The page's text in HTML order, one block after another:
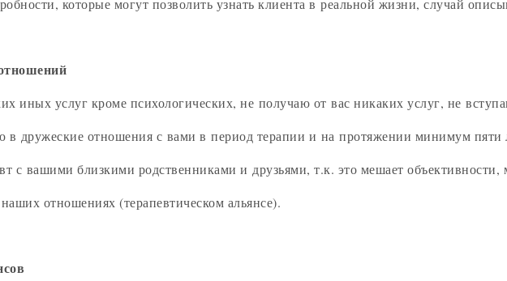
которые могут позволить узнать клиента в реальной жизни, случай
иных услуг кроме психологических, не получаю от вас никаких услуг, не
в дружеские отношения с вами в период терапии и на протяжении минимум пяти
с вашими близкими родственниками и друзьями, т.к. это мешает
отношениях (терапевтическом альянсе).